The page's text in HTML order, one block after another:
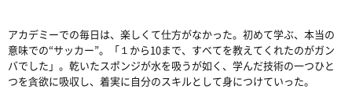
アカデミーでの毎日は、楽しくて仕方がなかった。初めて学ぶ、本当の
意味での“サッカー”。「１から10まで、すべてを教えてくれたのがガン
バでした」。乾いたスポンジが水を吸うが如く、学んだ技術の一つひと
つを貪欲に吸収し、着実に自分のスキルとして身につけていった。